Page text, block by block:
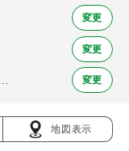
変更
変更
変更
地図表示